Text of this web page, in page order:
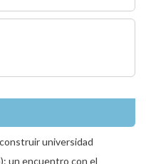
universidad
un encuentro con el